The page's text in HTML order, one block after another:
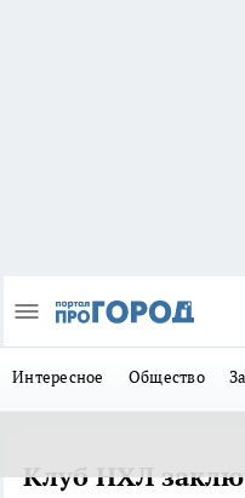
Интересное Общество
Клуб НХЛ